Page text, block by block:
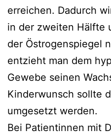
erreichen. Dadurch
in der zweiten Hälfte
der Östrogenspiegel
entzieht man dem
Gewebe seinen
Kinderwunsch sollte
umgesetzt werden.
Bei Patientinnen mit